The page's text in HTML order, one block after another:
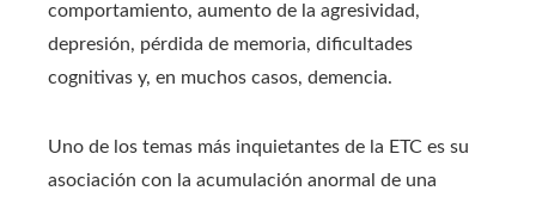
comportamiento, aumento de la agresividad,
depresión, pérdida de memoria, dificultades
cognitivas y, en muchos casos, demencia.
Uno de los temas más inquietantes de la ETC es su
asociación con la acumulación anormal de una